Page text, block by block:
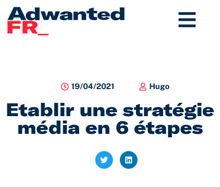
Aller
contenu
19/04/2021 Hugo
Etablir une stratégie
média en 6 étapes